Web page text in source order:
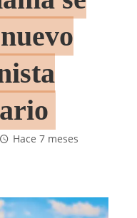
Hace 7 meses